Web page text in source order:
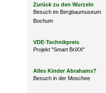
Zurück zu den Wurzeln
Besuch im Bergbaumuseum
Bochum
VDE-Technikpreis
Projekt "Smart BriXX"
Alles Kinder Abrahams?
Besuch in der Moschee